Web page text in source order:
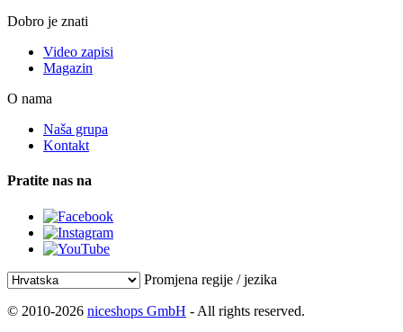
Dobro je znati
Video zapisi
Magazin
O nama
Naša grupa
Kontakt
Pratite nas na
Promjena regije / jezika
© 2010-2026 niceshops GmbH - All rights reserved.